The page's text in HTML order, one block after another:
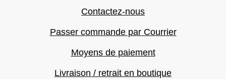
Contactez-nous
Passer commande par Courrier
Moyens de paiement
Livraison / retrait en boutique